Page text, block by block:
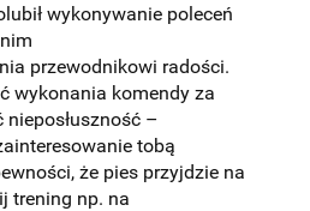
wykonywanie poleceń
przewodnikowi radości.
wykonania komendy za
–
tobą
że pies przyjdzie na
trening np. na